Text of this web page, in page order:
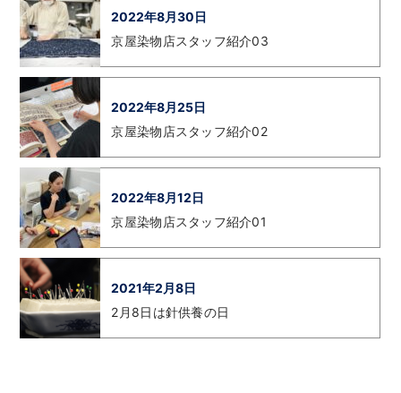
2022年8月30日
京屋染物店スタッフ紹介03
2022年8月25日
京屋染物店スタッフ紹介02
2022年8月12日
京屋染物店スタッフ紹介01
2021年2月8日
2月8日は針供養の日